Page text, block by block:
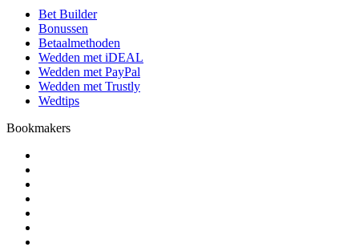
Bet Builder
Bonussen
Betaalmethoden
Wedden met iDEAL
Wedden met PayPal
Wedden met Trustly
Wedtips
Bookmakers